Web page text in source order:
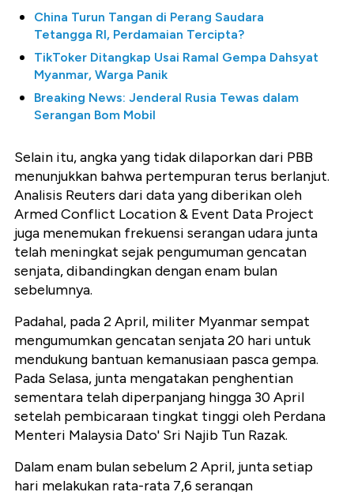
China Turun Tangan di Perang Saudara
Tetangga RI, Perdamaian Tercipta?
TikToker Ditangkap Usai Ramal Gempa Dahsyat
Myanmar, Warga Panik
Breaking News: Jenderal Rusia Tewas dalam
Serangan Bom Mobil
Selain itu, angka yang tidak dilaporkan dari PBB
menunjukkan bahwa pertempuran terus berlanjut.
Analisis Reuters dari data yang diberikan oleh
Armed Conflict Location & Event Data Project
juga menemukan frekuensi serangan udara junta
telah meningkat sejak pengumuman gencatan
senjata, dibandingkan dengan enam bulan
sebelumnya.
Padahal, pada 2 April, militer Myanmar sempat
mengumumkan gencatan senjata 20 hari untuk
mendukung bantuan kemanusiaan pasca gempa.
Pada Selasa, junta mengatakan penghentian
sementara telah diperpanjang hingga 30 April
setelah pembicaraan tingkat tinggi oleh Perdana
Menteri Malaysia Dato' Sri Najib Tun Razak.
Dalam enam bulan sebelum 2 April, junta setiap
hari melakukan rata-rata 7,6 serangan